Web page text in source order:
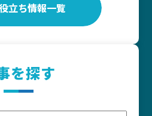
立ち情報一覧
を探す